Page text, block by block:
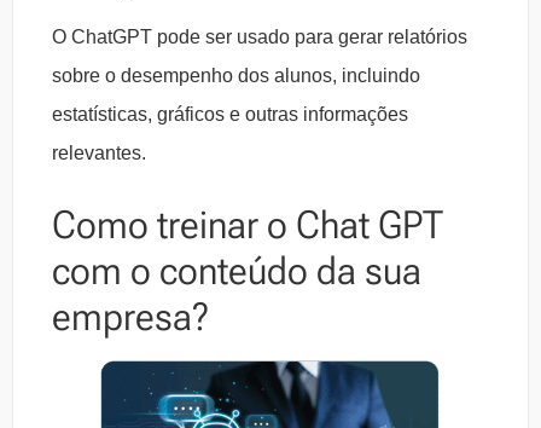
O ChatGPT pode ser usado para gerar relatórios
sobre o desempenho dos alunos, incluindo
estatísticas, gráficos e outras informações
relevantes.
Como treinar o Chat GPT
com o conteúdo da sua
empresa?